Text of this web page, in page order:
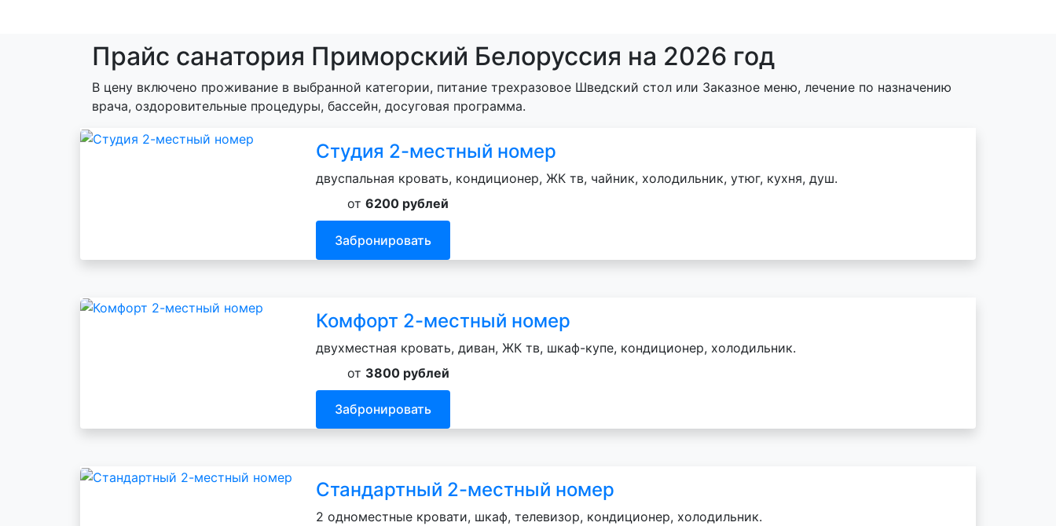
Прайс санатория Приморский Белоруссия на 2026 год
В цену включено проживание в выбранной категории, питание трехразовое Шведский стол или Заказное меню, лечение по назначению
врача, оздоровительные процедуры, бассейн, досуговая программа.
Студия 2-местный номер
двуспальная кровать, кондиционер, ЖК тв, чайник, холодильник, утюг, кухня, душ.
от 6200 рублей
Забронировать
Комфорт 2-местный номер
двухместная кровать, диван, ЖК тв, шкаф-купе, кондиционер, холодильник.
от 3800 рублей
Забронировать
Стандартный 2-местный номер
2 одноместные кровати, шкаф, телевизор, кондиционер, холодильник.